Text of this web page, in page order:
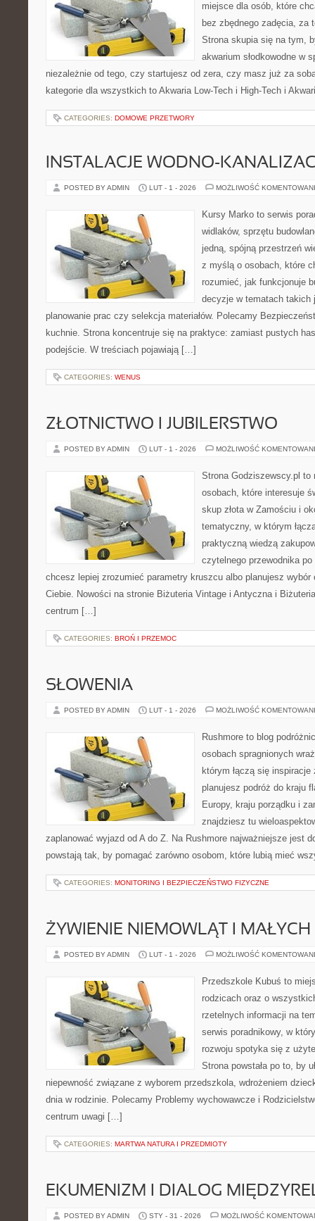
miejsce dla osób, które
bez zbędnego zadęcia, za
Strona skupia się na tym,
akwarium słodkowodne w
niezależnie od tego, czy startujesz od zera, czy masz już za
kategorie dla wszystkich to Akwaria Low-Tech i High-Tech i
CATEGORIES: DOMOWE PRZETWORY
INSTALACJE WODNO-
POSTED BY ADMIN LUT - 1 - 2026 MOŻLIWOŚĆ
Kursy Marko to serwis
widlaków, sprzętu
jedną, spójną przestrzeń
z myślą o osobach, które
rozumieć, jak funkcjonuje
decyzje w tematach takich
planowanie prac czy selekcja materiałów. Polecamy
kuchnie. Strona koncentruje się na praktyce: zamiast pustych
podejście. W treściach pojawiają […]
CATEGORIES: WENUS
ZŁOTNICTWO I JUBILERSTWO
POSTED BY ADMIN LUT - 1 - 2026 MOŻLIWOŚĆ
Strona Godziszewscy.pl
osobach, które interesuje
skup złota w Zamościu i
tematyczny, w którym
praktyczną wiedzą
czytelnego przewodnika
chcesz lepiej zrozumieć parametry kruszcu albo planujesz
Ciebie. Nowości na stronie Biżuteria Vintage i Antyczna i
centrum […]
CATEGORIES: BROŃ I PRZEMOC
SŁOWENIA
POSTED BY ADMIN LUT - 1 - 2026 MOŻLIWOŚĆ
Rushmore to blog
osobach spragnionych
którym łączą się
planujesz podróż do kraju
Europy, kraju porządku i
znajdziesz tu
zaplanować wyjazd od A do Z. Na Rushmore najważniejsze jest
powstają tak, by pomagać zarówno osobom, które lubią mieć
CATEGORIES: MONITORING I BEZPIECZEŃSTWO FIZYCZNE
ŻYWIENIE NIEMOWLĄT I MAŁYCH
POSTED BY ADMIN LUT - 1 - 2026 MOŻLIWOŚĆ
Przedszkole Kubuś to
rodzicach oraz o
rzetelnych informacji na
serwis poradnikowy, w
rozwoju spotyka się z
Strona powstała po to, by
niepewność związane z wyborem przedszkola, wdrożeniem
dnia w rodzinie. Polecamy Problemy wychowawcze i
centrum uwagi […]
CATEGORIES: MARTWA NATURA I PRZEDMIOTY
EKUMENIZM I DIALOG
POSTED BY ADMIN STY - 31 - 2026 MOŻLIWOŚĆ